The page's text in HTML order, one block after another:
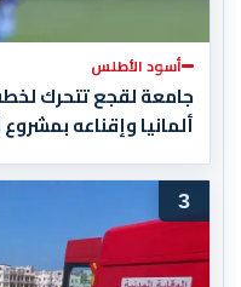
أسود الأطلس
جامعة لقجع تتحرك
ألمانيا وإقناعه
3